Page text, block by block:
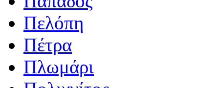
Πελόπη
Πέτρα
Πλωμάρι